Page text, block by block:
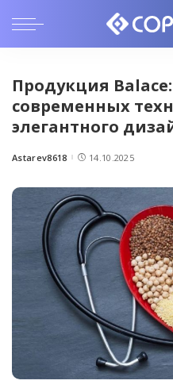
Продукция
современных
элегантного
Posted
Astarev8618 14.10.2025